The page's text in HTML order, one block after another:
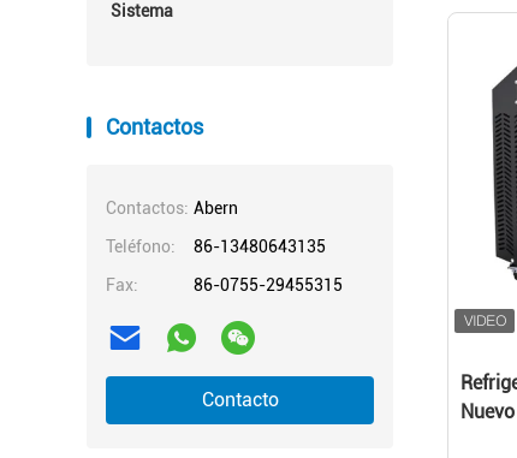
Sistema
Contactos
Contactos: Abern
Teléfono:
86-13480643135
Fax:
86-0755-29455315
Contacto